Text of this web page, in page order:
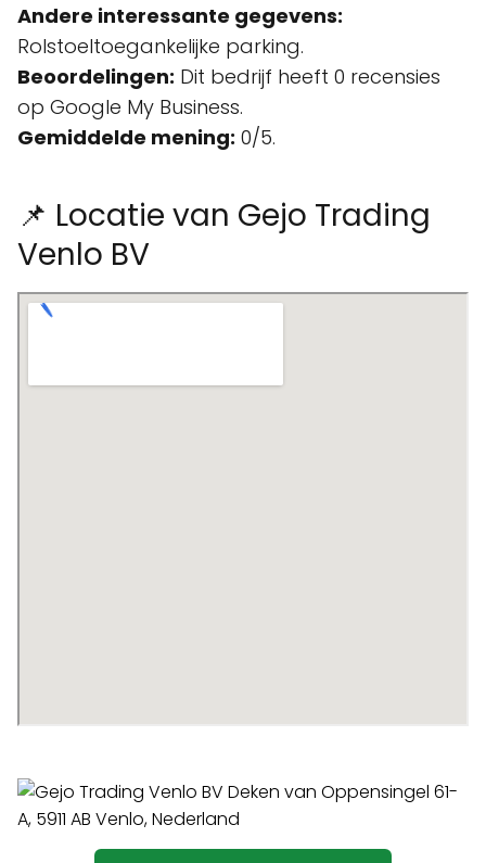
Andere interessante gegevens:
Rolstoeltoegankelijke parking.
Beoordelingen: Dit bedrijf heeft 0 recensies
op Google My Business.
Gemiddelde mening: 0/5.
📌 Locatie van Gejo Trading
Venlo BV